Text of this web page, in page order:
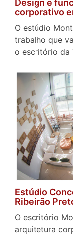
Design e
corporativo
O estúdio
trabalho que
o escritório da
Estúdio
Ribeirão
O escritório
arquitetura